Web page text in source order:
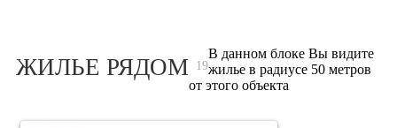
ЖИЛЬЕ РЯДОМ 19
В данном блоке Вы видите
жилье в радиусе 50 метров
от этого объекта